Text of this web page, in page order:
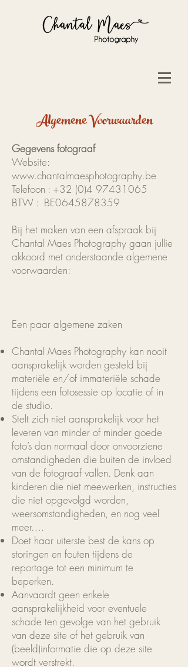
Algemene Voorwaarden
Gegevens fotograaf
Website:
www.chantalmaesphotography.be
Telefoon : +32 (0)4 97431065
BTW : BE0645878359
Bij het maken van een afspraak bij
Chantal Maes Photography gaan jullie
akkoord met onderstaande algemene
voorwaarden:
Een paar algemene zaken
Chantal Maes Photography kan nooit
aansprakelijk worden gesteld bij
materiële en/of immateriële schade
tijdens een fotosessie op locatie of in
de studio.
Stelt zich niet aansprakelijk voor het
leveren van minder of minder goede
foto’s dan normaal door onvoorziene
omstandigheden die buiten de invloed
van de fotograaf vallen. Denk aan
kinderen die niet meewerken, instructies
die niet opgevolgd worden,
weersomstandigheden, en nog veel
meer….
Doet haar uiterste best de kans op
storingen en fouten tijdens de
reportage tot een minimum te
beperken.
Aanvaardt geen enkele
aansprakelijkheid voor eventuele
schade ten gevolge van het gebruik
van deze site of het gebruik van
(beeld)informatie die op deze site
wordt verstrekt.